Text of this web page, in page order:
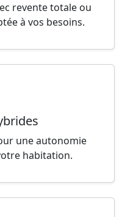
revente totale ou
à vos besoins.
une autonomie
habitation.